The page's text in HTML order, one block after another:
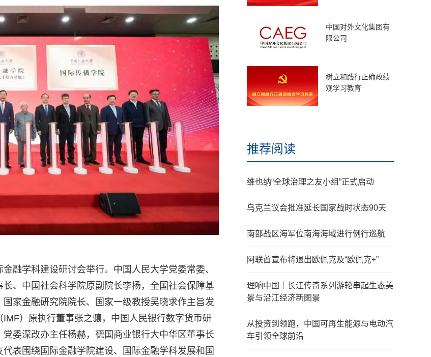
融学科建设研讨会举行。中国人民大学党委常委、
、中国社会科学院原副院长李扬，全国社会保障基
家金融研究院院长、国家一级教授吴晓求作主旨发
）原执行董事张之骧，中国人民银行数字货币研
委深改办主任杨赫，德国商业银行大中华区董事长
表围绕国际金融学院建设、国际金融学科发展和国
中国对外文化集团有
限公司
树立和践行正确政绩
观学习教育
推荐阅读
维也纳“全球治理之友小组”正式启动
乌克兰议会批准延长国家战时状态90天
南部战区海军位南海海域进行例行巡航
阿联酋宣布将退出欧佩克及“欧佩克+”
理响中国｜长江传奇系列游轮串起生态美
景与沿江经济新图景
从投资到领跑，中国可再生能源与电动汽
车引领全球前沿